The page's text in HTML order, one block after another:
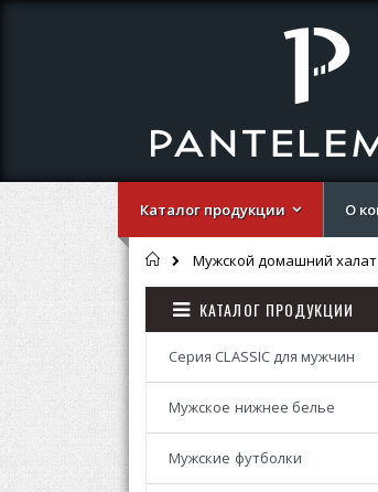
Каталог продукции О
Главная
Мужской домашний халат
КАТАЛОГ ПРОДУКЦИИ
Серия CLASSIC для мужчин
Мужское нижнее белье
Мужские футболки